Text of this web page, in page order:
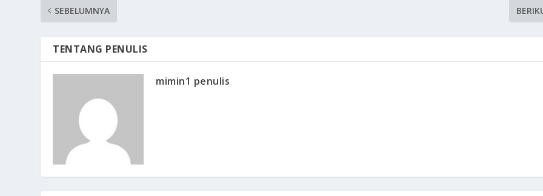
SEBELUMNYA
TENTANG PENULIS
mimin1 penulis